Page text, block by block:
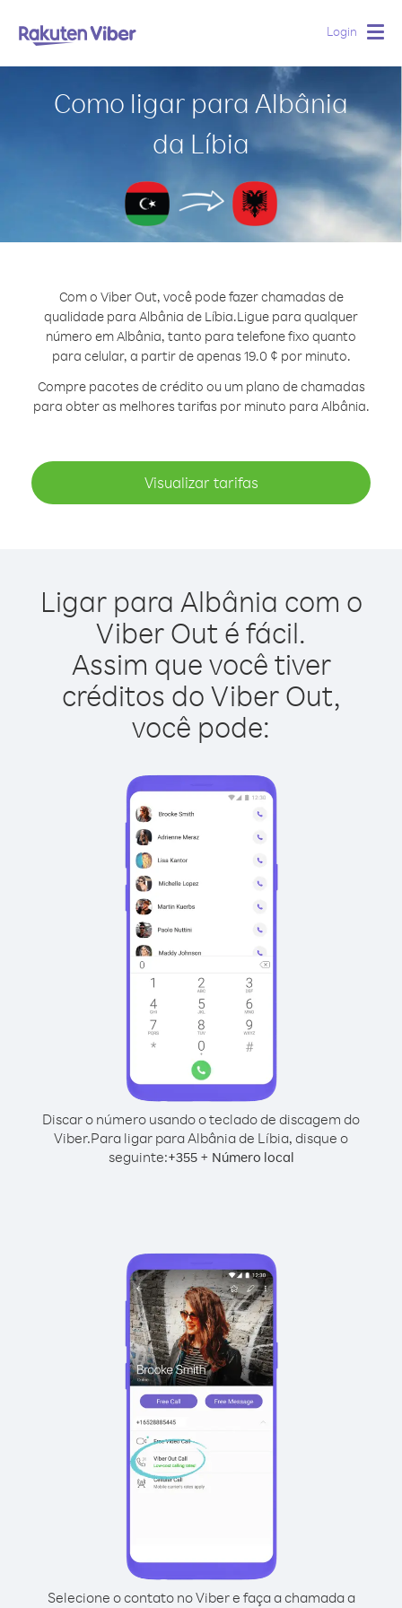
Login
Como ligar para Albânia
da Líbia
Com o Viber Out, você pode fazer chamadas de
qualidade para Albânia de Líbia.Ligue para qualquer
número em Albânia, tanto para telefone fixo quanto
para celular, a partir de apenas 19.0 ¢ por minuto.
Compre pacotes de crédito ou um plano de chamadas
para obter as melhores tarifas por minuto para Albânia.
Visualizar tarifas
Ligar para Albânia com o
Viber Out é fácil.
Assim que você tiver
créditos do Viber Out,
você pode:
Discar o número usando o teclado de discagem do
Viber.Para ligar para Albânia de Líbia, disque o
seguinte:+355+ Número local
Selecione o contato no Viber e faça a chamada a